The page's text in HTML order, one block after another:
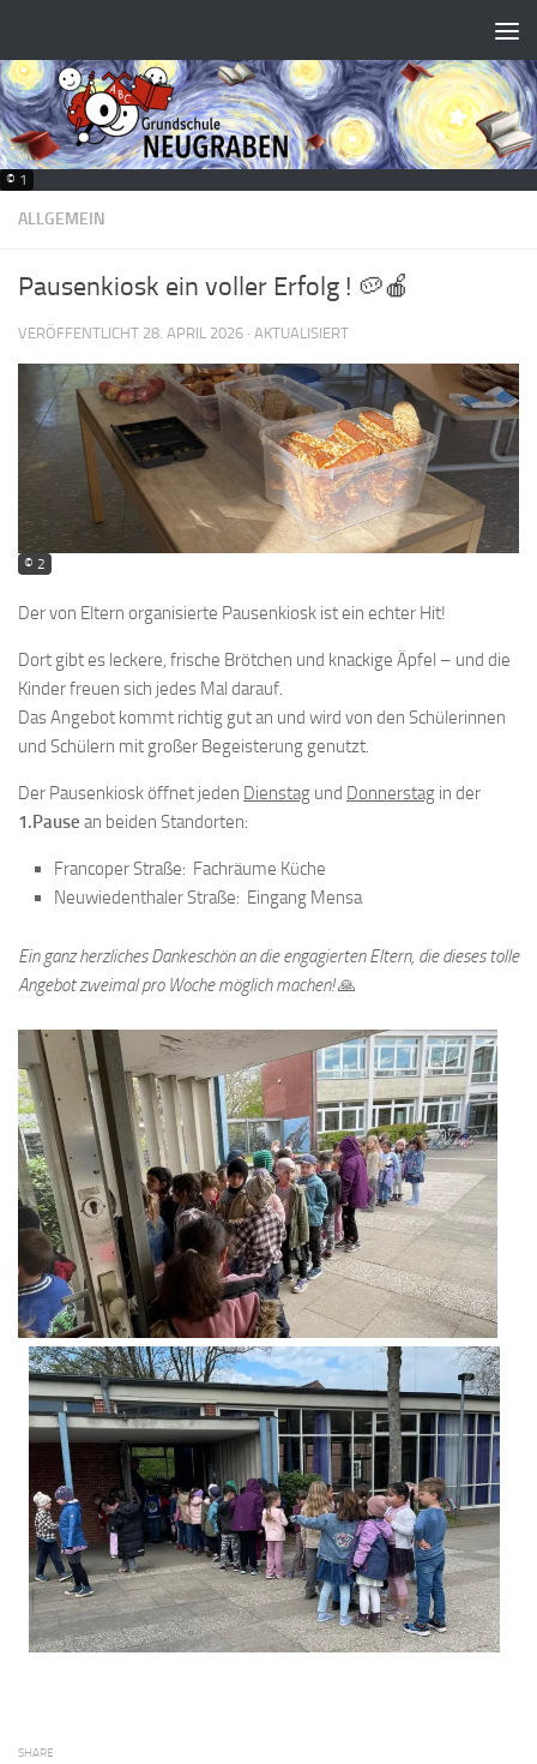
© 1
ALLGEMEIN
Pausenkiosk ein voller Erfolg ! 🥔🍎
VERÖFFENTLICHT 28. APRIL 2026 · AKTUALISIERT
© 2
Der von Eltern organisierte Pausenkiosk ist ein echter Hit!
Dort gibt es leckere, frische Brötchen und knackige Äpfel – und die
Kinder freuen sich jedes Mal darauf.
Das Angebot kommt richtig gut an und wird von den Schülerinnen
und Schülern mit großer Begeisterung genutzt.
Der Pausenkiosk öffnet jeden Dienstag und Donnerstag in der
1.Pause an beiden Standorten:
Francoper Straße: Fachräume Küche
Neuwiedenthaler Straße: Eingang Mensa
Ein ganz herzliches Dankeschön an die engagierten Eltern, die dieses tolle
Angebot zweimal pro Woche möglich machen!🙏
SHARE